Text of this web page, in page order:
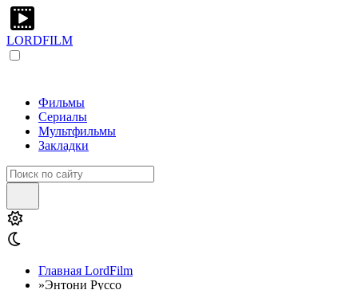
LORDFILM
Фильмы
Сериалы
Мультфильмы
Закладки
Главная LordFilm
»Энтони Руссо